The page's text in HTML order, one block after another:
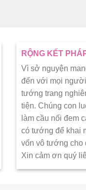
RỘNG KẾT
Vì sở nguyện
đến với mọi
tướng trang
tiện. Chúng con
làm cầu nối đem
có tướng để khai
vốn vô tướng cho
Xin cảm ơn quý